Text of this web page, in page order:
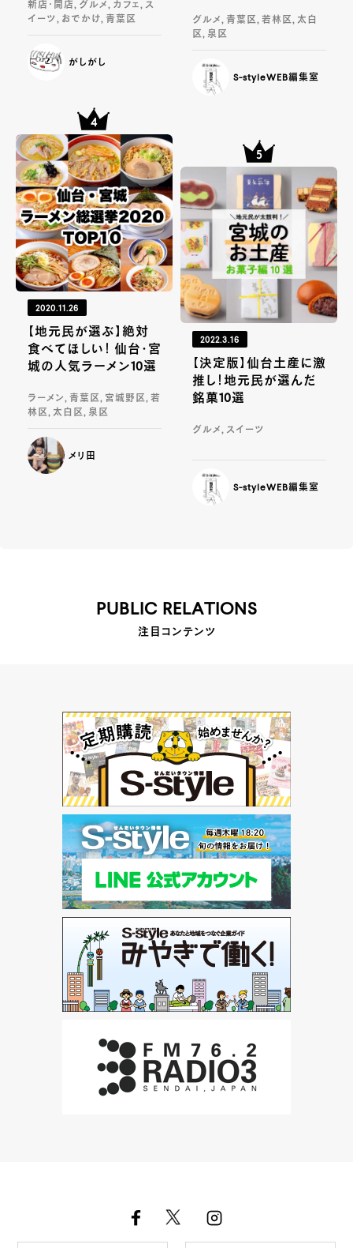
新店・開店, グルメ, カフェ, ス
イーツ, おでかけ, 青葉区
がしがし
グルメ, 青葉区, 若林区, 太白
区, 泉区
S-styleWEB編集室
2020.11.26
【地元民が選ぶ】絶対
食べてほしい！ 仙台・宮
城の人気ラーメン10選
ラーメン, 青葉区, 宮城野区, 若
林区, 太白区, 泉区
メリ田
2022.3.16
【決定版】仙台土産に激
推し！地元民が選んだ
銘菓10選
グルメ, スイーツ
S-styleWEB編集室
PUBLIC RELATIONS
注目コンテンツ